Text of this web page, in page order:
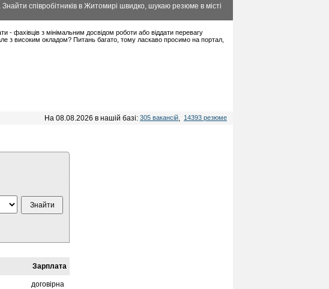
співробітників в Житомирі швидко, шукаю резюме в місті
- фахівців з мінімальним досвідом роботи або віддати перевагу
з високим окладом? Питань багато, тому ласкаво просимо на портал,
На 08.08.2026 в нашій базі: 305 вакансій, 14393 резюме
Зарплата
договірна